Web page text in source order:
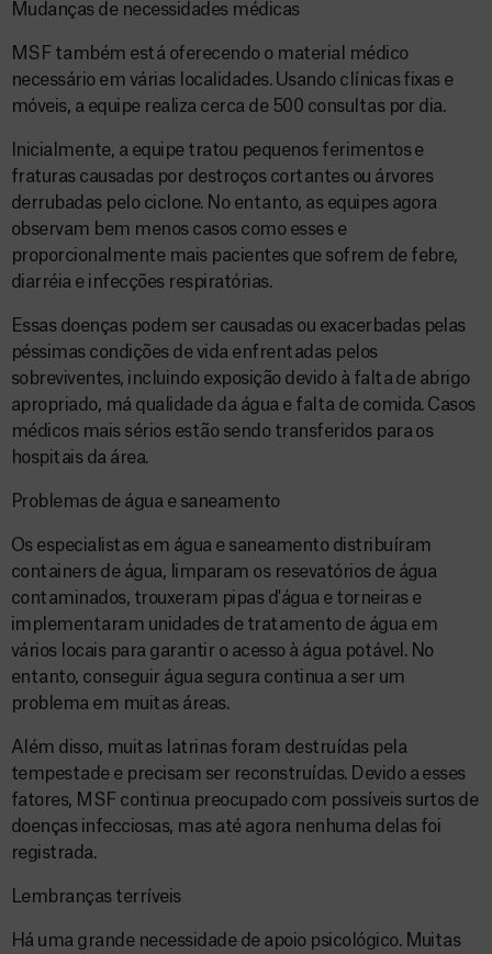
Mudanças de necessidades médicas
MSF também está oferecendo o material médico
necessário em várias localidades. Usando clínicas fixas e
móveis, a equipe realiza cerca de 500 consultas por dia.
Inicialmente, a equipe tratou pequenos ferimentos e
fraturas causadas por destroços cortantes ou árvores
derrubadas pelo ciclone. No entanto, as equipes agora
observam bem menos casos como esses e
proporcionalmente mais pacientes que sofrem de febre,
diarréia e infecções respiratórias.
Essas doenças podem ser causadas ou exacerbadas pelas
péssimas condições de vida enfrentadas pelos
sobreviventes, incluindo exposição devido à falta de abrigo
apropriado, má qualidade da água e falta de comida. Casos
médicos mais sérios estão sendo transferidos para os
hospitais da área.
Problemas de água e saneamento
Os especialistas em água e saneamento distribuíram
containers de água, limparam os resevatórios de água
contaminados, trouxeram pipas d'água e torneiras e
implementaram unidades de tratamento de água em
vários locais para garantir o acesso à água potável. No
entanto, conseguir água segura continua a ser um
problema em muitas áreas.
Além disso, muitas latrinas foram destruídas pela
tempestade e precisam ser reconstruídas. Devido a esses
fatores, MSF continua preocupado com possíveis surtos de
doenças infecciosas, mas até agora nenhuma delas foi
registrada.
Lembranças terríveis
Há uma grande necessidade de apoio psicológico. Muitas